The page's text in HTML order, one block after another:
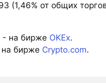
(1,46% от общих
- на бирже OKEx.
на бирже Crypto.com.